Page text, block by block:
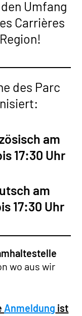
Umfang
Carrières
des Parc
am
17:30 Uhr
am
17:30 Uhr
wo aus wir
Anmeldung ist